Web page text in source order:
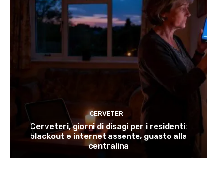
CERVETERI
Cerveteri, giorni di disagi per i residenti:
blackout e internet assente, guasto alla
centralina